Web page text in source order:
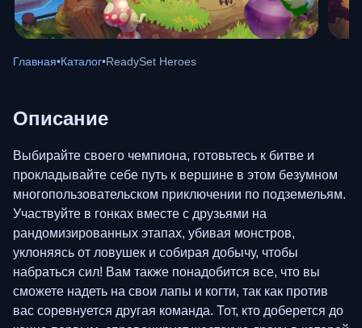
Главная•Каталог•ReadySet Heroes
Описание
Выбирайте своего чемпиона, готовьтесь к битве и
прокладывайте себе путь к вершине в этом безумном
многопользовательском приключении по подземельям.
Участвуйте в гонках вместе с друзьями на
рандомизированных этапах, убивая монстров,
уклоняясь от ловушек и собирая добычу, чтобы
набраться сил! Вам также понадобится все, что вы
сможете надеть на свои лапы и когти, так как против
вас соревнуется другая команда. Тот, кто доберется до